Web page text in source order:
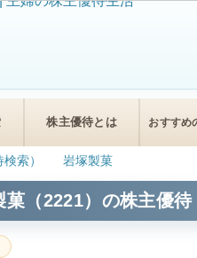
株主優待とは おすすめ
索） 岩塚製菓
菓（2221）の株主優待